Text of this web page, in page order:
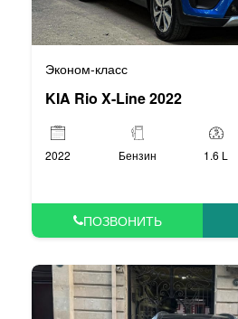
Эконом-класс
KIA Rio X-Line 2022
2022 Бензин 1.6 L
ПОЗВОНИТЬ